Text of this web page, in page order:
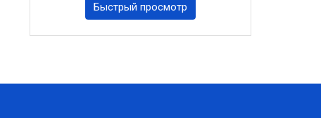
Быстрый просмотр